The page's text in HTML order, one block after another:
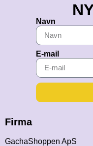
Navn
E-mail
Firma
GachaShoppen ApS